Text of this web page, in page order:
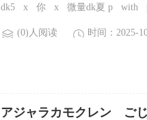
dk5 x 你 x 微量dk夏 p with p
(0)人阅读 时间：2025-
アジャラカモクレン ご